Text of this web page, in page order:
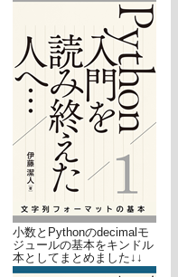
小数とPythonのdecimalモ
ジュールの基本をキンドル
本としてまとめました↓↓